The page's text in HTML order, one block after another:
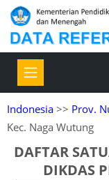
Indonesia >> Prov.
Kec. Naga Wutung
DAFTAR
DIKDAS